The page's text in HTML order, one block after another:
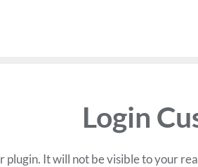
Login
plugin. It will not be visible to your